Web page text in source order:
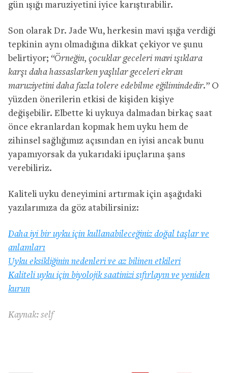
gün ışığı maruziyetini iyice karıştırabilir.
Son olarak Dr. Jade Wu, herkesin mavi ışığa verdiği
tepkinin aynı olmadığına dikkat çekiyor ve şunu
belirtiyor; “Örneğin, çocuklar geceleri mavi ışıklara
karşı daha hassaslarken yaşlılar geceleri ekran
maruziyetini daha fazla tolere edebilme eğilimindedir.” O
yüzden önerilerin etkisi de kişiden kişiye
değişebilir. Elbette ki uykuya dalmadan birkaç saat
önce ekranlardan kopmak hem uyku hem de
zihinsel sağlığımız açısından en iyisi ancak bunu
yapamıyorsak da yukarıdaki ipuçlarına şans
verebiliriz.
Kaliteli uyku deneyimini artırmak için aşağıdaki
yazılarımıza da göz atabilirsiniz:
Daha iyi bir uyku için kullanabileceğiniz doğal taşlar ve
anlamları
Uyku eksikliğinin nedenleri ve az bilinen etkileri
Kaliteli uyku için biyolojik saatinizi sıfırlayın ve yeniden
kurun
Kaynak: self